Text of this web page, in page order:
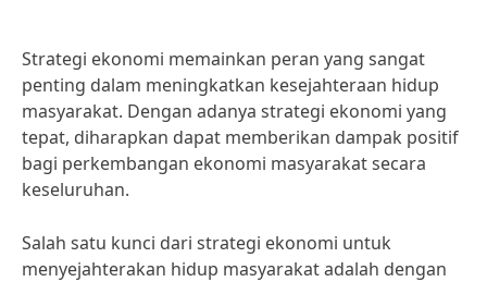
Strategi ekonomi memainkan peran yang sangat
penting dalam meningkatkan kesejahteraan hidup
masyarakat. Dengan adanya strategi ekonomi yang
tepat, diharapkan dapat memberikan dampak positif
bagi perkembangan ekonomi masyarakat secara
keseluruhan.
Salah satu kunci dari strategi ekonomi untuk
menyejahterakan hidup masyarakat adalah dengan